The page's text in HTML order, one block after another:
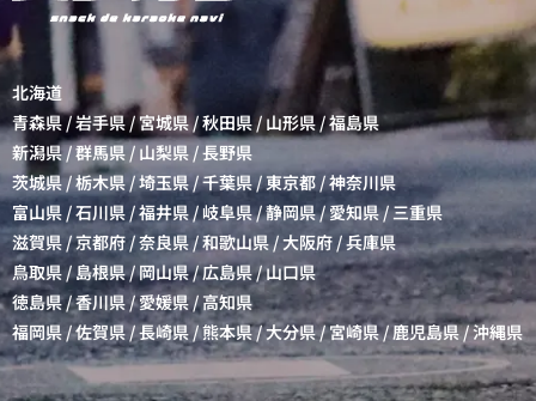
北海道
青森県/岩手県/宮城県/秋田県 / 山形県/福島県
新潟県/群馬県 / 山梨県 /長野県
茨城県 /栃木県/埼玉県/千葉県/東京都 /神奈川県
富山県 /石川県 /福井県/岐阜県/静岡県/愛知県/三重県
滋賀県/京都府/奈良県 /和歌山県/大阪府 /兵庫県
鳥取県 / 島根県/岡山県/広島県/山口県
徳島県/香川県/愛媛県 /高知県
福岡県 /佐賀県 /長崎県/熊本県/大分県/宮崎県/鹿児島県/沖縄県